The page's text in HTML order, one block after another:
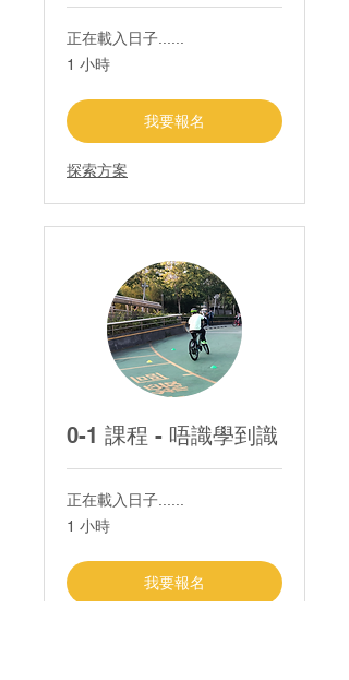
正在載入日子......
1 小時
我要報名
探索方案
0-1 課程 - 唔識學到識
正在載入日子......
1 小時
我要報名